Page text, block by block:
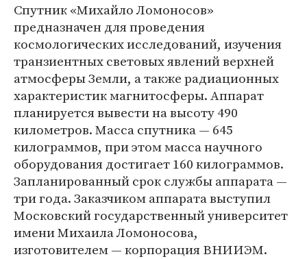
Спутник «Михайло Ломоносов»
предназначен для проведения
космологических исследований, изучения
транзиентных световых явлений верхней
атмосферы Земли, а также радиационных
характеристик магнитосферы. Аппарат
планируется вывести на высоту 490
километров. Масса спутника — 645
килограммов, при этом масса научного
оборудования достигает 160 килограммов.
Запланированный срок службы аппарата —
три года. Заказчиком аппарата выступил
Московский государственный университет
имени Михаила Ломоносова,
изготовителем — корпорация ВНИИЭМ.